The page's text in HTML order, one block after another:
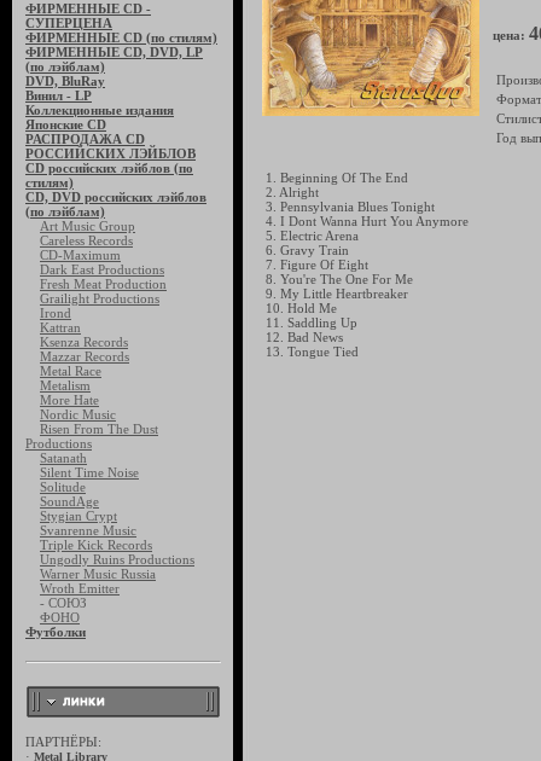
ФИРМЕННЫЕ CD -
СУПЕРЦЕНА
ФИРМЕННЫЕ CD (по стилям)
ФИРМЕННЫЕ CD, DVD, LP
(по лэйблам)
DVD, BluRay
Винил - LP
Коллекционные издания
Японские CD
РАСПРОДАЖА CD
РОССИЙСКИХ ЛЭЙБЛОВ
CD российских лэйблов (по
стилям)
CD, DVD российских лэйблов
(по лэйблам)
Art Music Group
Careless Records
CD-Maximum
Dark East Productions
Fresh Meat Production
Grailight Productions
Irond
Kattran
Ksenza Records
Mazzar Records
Metal Race
Metalism
More Hate
Nordic Music
Risen From The Dust
Productions
Satanath
Silent Time Noise
Solitude
SoundAge
Stygian Crypt
Svanrenne Music
Triple Kick Records
Ungodly Ruins Productions
Warner Music Russia
Wroth Emitter
- СОЮЗ
ФОНО
Футболки
ПАРТНЁРЫ:
· Metal Library
цена:
Год
1. Beginning Of The End
2. Alright
3. Pennsylvania Blues Tonight
4. I Dont Wanna Hurt You Anymore
5. Electric Arena
6. Gravy Train
7. Figure Of Eight
8. You're The One For Me
9. My Little Heartbreaker
10. Hold Me
11. Saddling Up
12. Bad News
13. Tongue Tied